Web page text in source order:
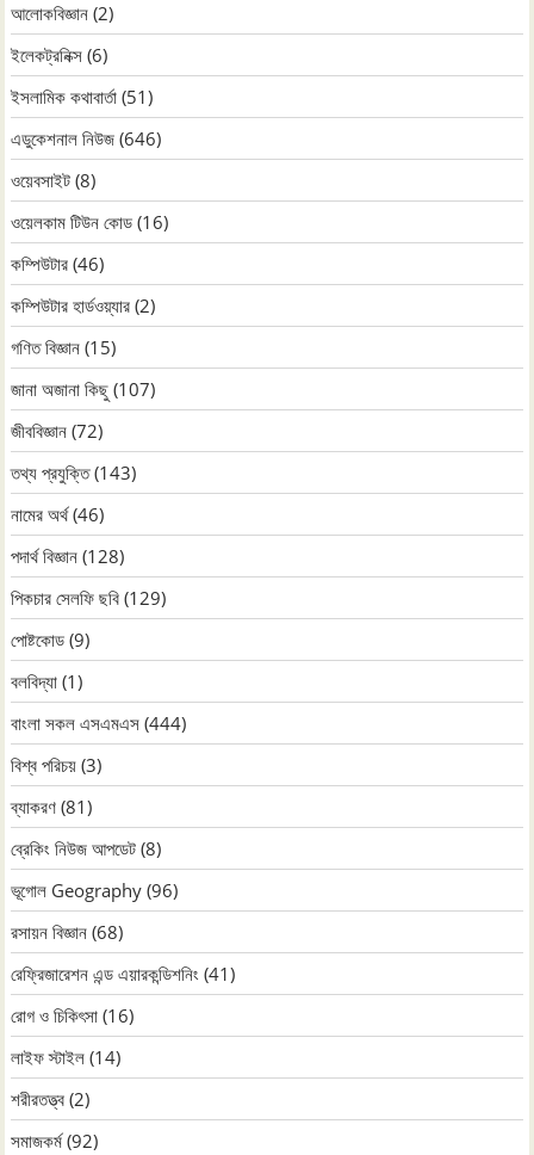
আলোকবিজ্ঞান (2)
ইলেকট্রনিক্স (6)
ইসলামিক কথাবার্তা (51)
এডুকেশনাল নিউজ (646)
ওয়েবসাইট (8)
ওয়েলকাম টিউন কোড (16)
কম্পিউটার (46)
কম্পিউটার হার্ডওয়্যার (2)
গণিত বিজ্ঞান (15)
জানা অজানা কিছু (107)
জীববিজ্ঞান (72)
তথ্য প্রযুক্তি(143)
নামের অর্থ(46)
পদার্থ বিজ্ঞান (128)
পিকচার সেলফি ছবি (129)
পোষ্টকোড (9)
বলবিদ্যা (1)
বাংলা সকল এসএমএস (444)
বিশ্ব পরিচয় (3)
ব্যাকরণ (81)
ব্রেকিং নিউজ আপডেট (8)
ভূগোল Geography (96)
রসায়ন বিজ্ঞান (68)
রেফ্রিজারেশন এন্ড এয়ারকন্ডিশনিং (41)
রোগ ও চিকিৎসা (16)
লাইফ স্টাইল (14)
শরীরতত্ত্ব (2)
সমাজকর্ম(92)